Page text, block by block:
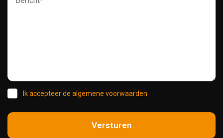
Ik accepteer de algemene voorwaarden
Versturen